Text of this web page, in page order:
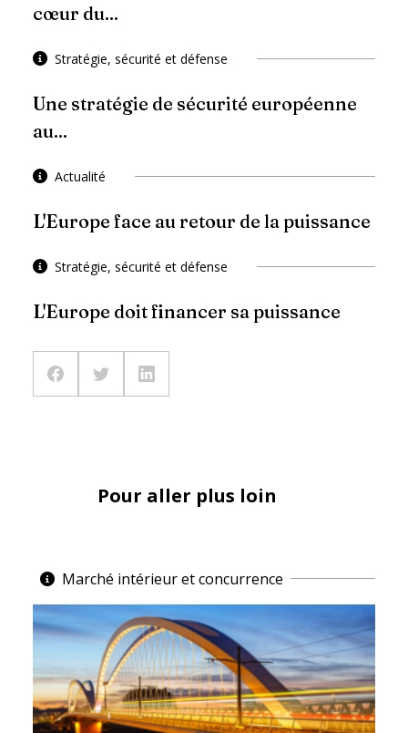
cœur du...
Stratégie, sécurité et défense
Une stratégie de sécurité européenne
au...
Actualité
L'Europe face au retour de la puissance
Stratégie, sécurité et défense
L'Europe doit financer sa puissance
Pour aller plus loin
Marché intérieur et concurrence